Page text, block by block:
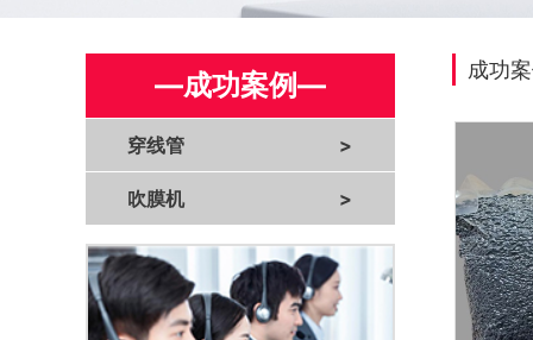
—成功案例—
穿线管 >
吹膜机 >
成功